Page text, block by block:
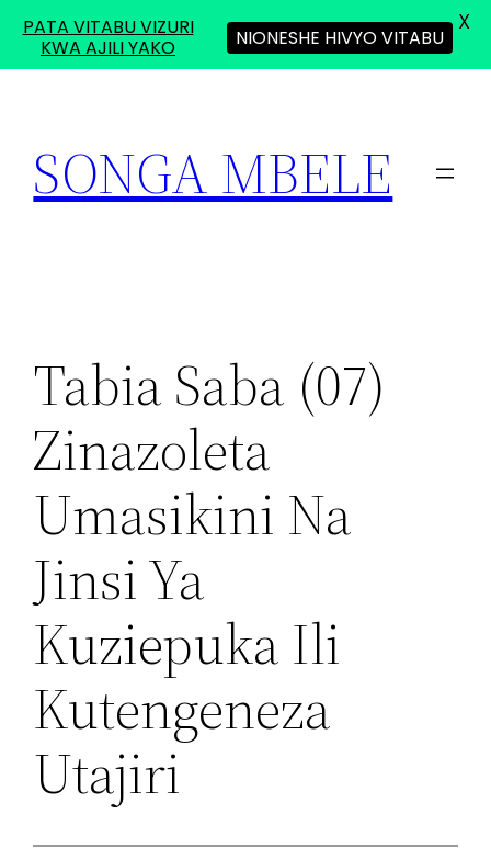
content
SONGA MBELE
Tabia Saba (07)
Zinazoleta
Umasikini Na
Jinsi Ya
Kuziepuka Ili
Kutengeneza
Utajiri
PATA VITABU VIZURI
KWA AJILI YAKO
NIONESHE HIVYO VITABU
X